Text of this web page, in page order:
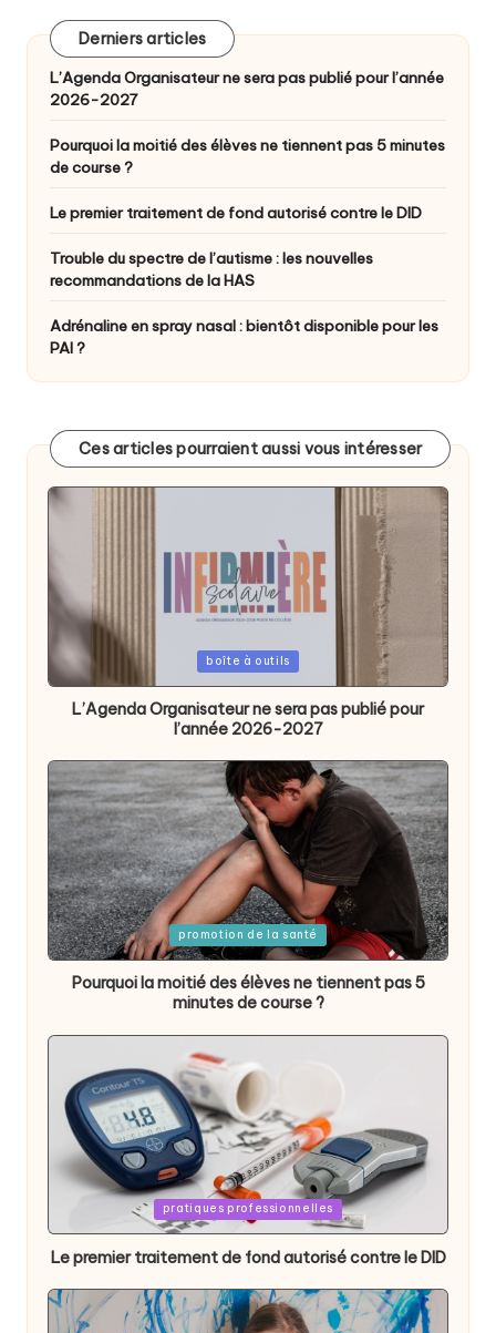
Derniers articles
L’Agenda Organisateur ne sera pas publié pour l’année
2026-2027
Pourquoi la moitié des élèves ne tiennent pas 5 minutes
de course ?
Le premier traitement de fond autorisé contre le DID
Trouble du spectre de l’autisme : les nouvelles
recommandations de la HAS
Adrénaline en spray nasal : bientôt disponible pour les
PAI ?
Ces articles pourraient aussi vous intéresser
Posted
in
boîte à outils
L’Agenda Organisateur ne sera pas publié pour
l’année 2026-2027
Posted
in
promotion de la santé
Pourquoi la moitié des élèves ne tiennent pas 5
minutes de course ?
in
pratiques professionnelles
Le premier traitement de fond autorisé contre le DID